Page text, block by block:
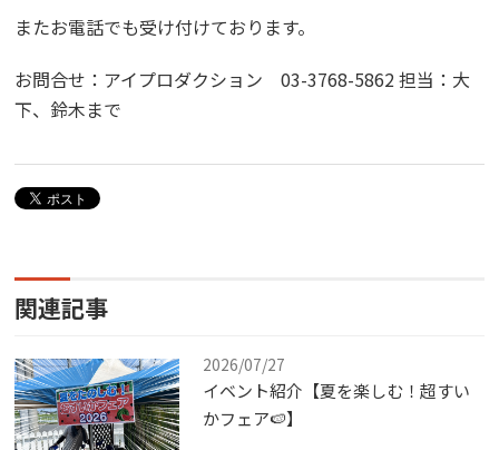
またお電話でも受け付けております。
お問合せ：アイプロダクション 03-3768-5862 担当：大
下、鈴木まで
関連記事
2026/07/27
イベント紹介【夏を楽しむ！超すい
かフェア🍉】